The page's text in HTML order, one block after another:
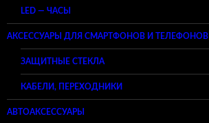
LED — ЧАСЫ
АКСЕССУАРЫ ДЛЯ СМАРТФОНОВ И ТЕЛЕФОНОВ
ЗАЩИТНЫЕ СТЕКЛА
КАБЕЛИ, ПЕРЕХОДНИКИ
АВТОАКСЕССУАРЫ